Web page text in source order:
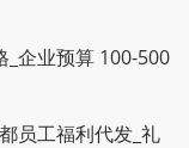
企业预算 100-500
员工福利代发_礼